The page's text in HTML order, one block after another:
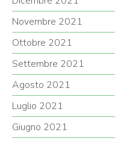
Novembre 2021
Ottobre 2021
Settembre 2021
Agosto 2021
Luglio 2021
Giugno 2021